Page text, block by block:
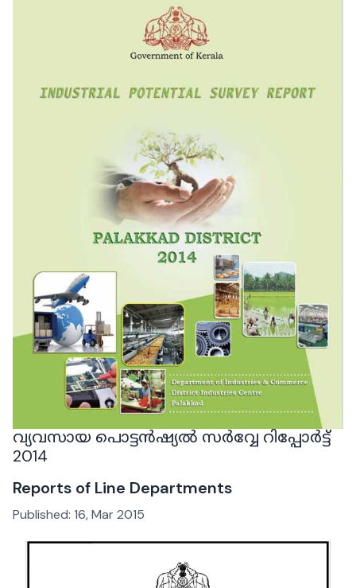
വ്യവസായ പൊട്ടൻഷ്യൽ സർവ്വേ റിപ്പോർട്ട്
2014
Reports of Line Departments
Published: 16, Mar 2015